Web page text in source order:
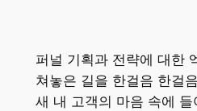
퍼널 기획과 전략에 대한
쳐놓은 길을 한걸음 한걸
새 내 고객의 마음 속에